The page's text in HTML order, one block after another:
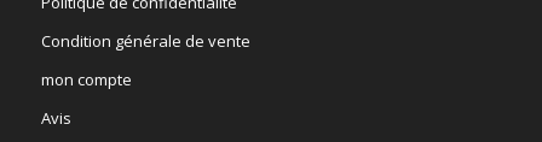
Condition générale de vente
mon compte
Avis